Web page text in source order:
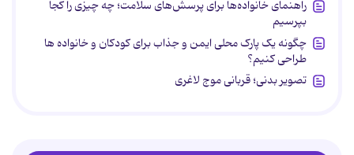
راهنمای خانواده‌ها برای پرسش‌های سلامت؛ چه چیزی را کجا
بپرسیم
چگونه یک پارک محلی ایمن و جذاب برای کودکان و خانواده ها
طراحی کنیم؟
تصویر بدنی؛ قربانی موج لاغری